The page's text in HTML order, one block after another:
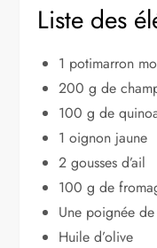
Liste des
1 potimarron
200 g de
100 g de
1 oignon jaune
2 gousses d’ail
100 g de
Une poignée
Huile d’olive